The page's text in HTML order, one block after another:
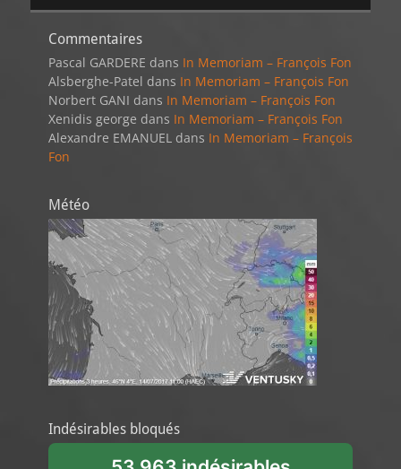
Commentaires
Pascal GARDERE dans In Memoriam – François Fon
Alsberghe-Patel dans In Memoriam – François Fon
Norbert GANI dans In Memoriam – François Fon
Xenidis george dans In Memoriam – François Fon
Alexandre EMANUEL dans In Memoriam – François
Fon
Météo
Indésirables bloqués